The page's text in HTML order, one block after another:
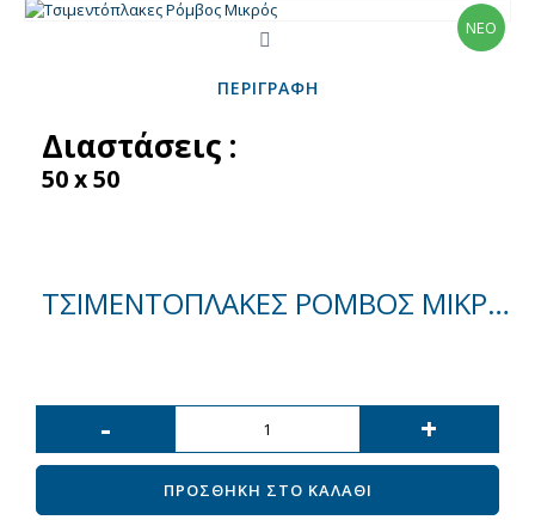
ΝΕΟ
ΠΕΡΙΓΡΑΦΉ
Διαστάσεις :
50 x 50
ΤΣΙΜΕΝΤΌΠΛΑΚΕΣ ΡΌΜΒΟΣ ΜΙΚΡΌΣ
- +
ΠΡΟΣΘΗΚΗ ΣΤΟ ΚΑΛΑΘΙ